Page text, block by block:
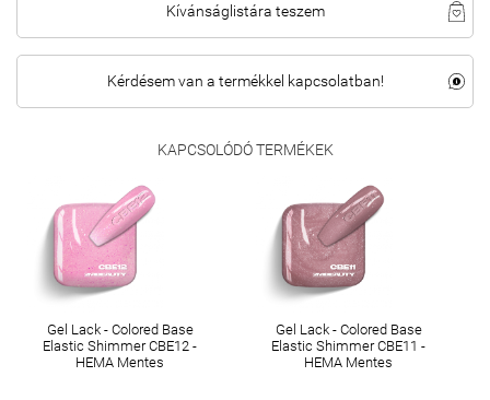
Kívánságlistára teszem
Kérdésem van a termékkel kapcsolatban!
KAPCSOLÓDÓ TERMÉKEK
Gel Lack - Colored Base
Elastic Shimmer CBE12 -
HEMA Mentes
Gel Lack - Colored Base
Elastic Shimmer CBE11 -
HEMA Mentes